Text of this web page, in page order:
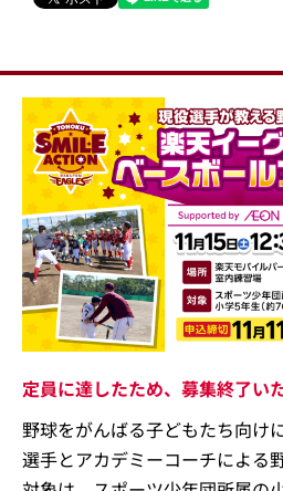
定員に達したため、募集終了い
野球をがんばる子どもたち向け
選手とアカデミーコーチによる